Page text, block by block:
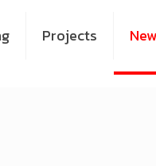
Projects